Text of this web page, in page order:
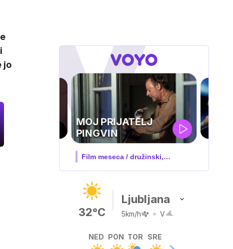
jo
UEFA
SUPERPOKAL
V živo na VOYO: sreda ob 20.30
32°C
Ljubljana
5km/h V
NED PON TOR SRE